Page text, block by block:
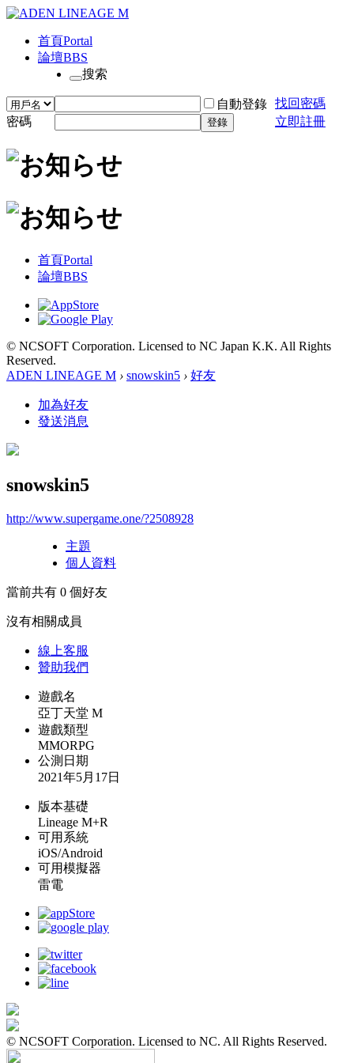
首頁Portal
論壇BBS
搜索
自動登錄 找回密碼
密碼
登錄 立即註冊
首頁Portal
論壇BBS
© NCSOFT Corporation. Licensed to NC Japan K.K. All Rights
Reserved.
ADEN LINEAGE M › snowskin5 › 好友
加為好友
發送消息
snowskin5
http://www.supergame.one/?2508928
主題
個人資料
當前共有 0 個好友
沒有相關成員
線上客服
贊助我們
遊戲名
亞丁天堂 M
遊戲類型
MMORPG
公測日期
2021年5月17日
版本基礎
Lineage M+R
可用系統
iOS/Android
可用模擬器
雷電
© NCSOFT Corporation. Licensed to NC. All Rights Reserved.